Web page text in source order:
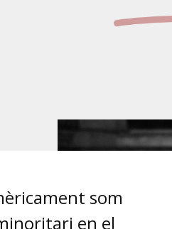
som
en el